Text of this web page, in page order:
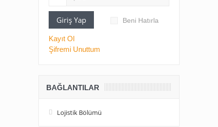
Giriş Yap Beni Hatırla
Kayıt Ol
Şifremi Unuttum
BAĞLANTILAR
Lojistik Bölümü